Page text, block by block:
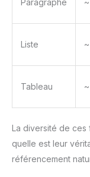
Paragraphe
Liste
Tableau
La diversité de ces
quelle est leur
référencement